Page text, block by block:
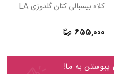
کلاه بیسبالی کتان گلدوزی LA
655,000
پیوستن به ما!